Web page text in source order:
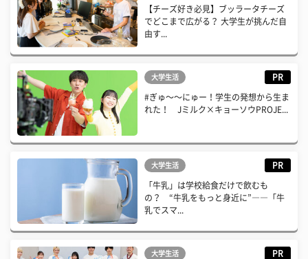
【チーズ好き必見】ブッラータチーズ
でどこまで広がる？ 大学生が挑んだ自
由す...
大学生活 PR
#ぎゅ〜〜にゅー！学生の発想から生ま
れた！ Jミルク×キョーソウPROJE...
大学生活 PR
「牛乳」は学校給食だけで飲むも
の？ “牛乳をもっと身近に”――「牛
乳でスマ...
大学生活 PR